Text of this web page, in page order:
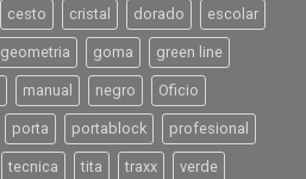
cesto cristal dorado escolar
geometria goma green line
manual negro Oficio
porta portablock profesional
tecnica tita traxx verde